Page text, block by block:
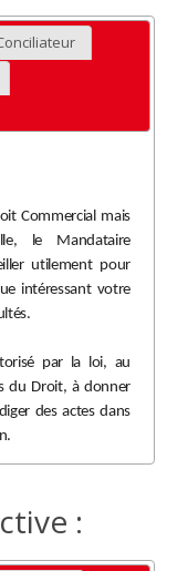
Commercial mais
le Mandataire
utilement pour
intéressant votre
par la loi, au
du Droit, à donner
des actes dans
: